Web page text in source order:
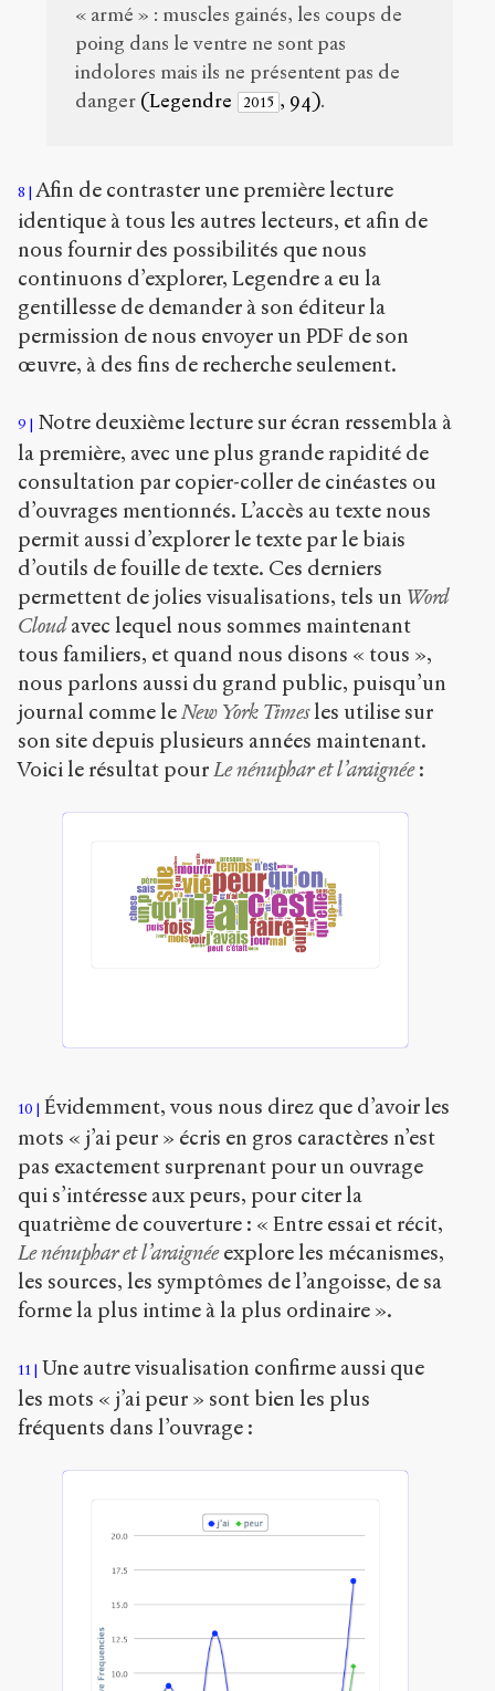
« armé » : muscles gainés, les coups de
poing dans le ventre ne sont pas
indolores mais ils ne présentent pas de
danger (Legendre 2015 , 94).
8
Afin de contraster une première lecture
identique à tous les autres lecteurs, et afin de
nous fournir des possibilités que nous
continuons d’explorer, Legendre a eu la
gentillesse de demander à son éditeur la
permission de nous envoyer un PDF de son
œuvre, à des fins de recherche seulement.
9
Notre deuxième lecture sur écran ressembla à
la première, avec une plus grande rapidité de
consultation par copier-coller de cinéastes ou
d’ouvrages mentionnés. L’accès au texte nous
permit aussi d’explorer le texte par le biais
d’outils de fouille de texte. Ces derniers
permettent de jolies visualisations, tels un Word
Cloudavec lequel nous sommes maintenant
tous familiers, et quand nous disons « tous »,
nous parlons aussi du grand public, puisqu’un
journal comme leNew York Timesles utilise sur
son site depuis plusieurs années maintenant.
Voici le résultat pourLe nénuphar et l’araignée:
10
Évidemment, vous nous direz que d’avoir les
mots « j’ai peur » écris en gros caractères n’est
pas exactement surprenant pour un ouvrage
qui s’intéresse aux peurs, pour citer la
quatrième de couverture : « Entre essai et récit,
Le nénuphar et l’araignéeexplore les mécanismes,
les sources, les symptômes de l’angoisse, de sa
forme la plus intime à la plus ordinaire ».
11 Une autre visualisation confirme aussi que
les mots « j’ai peur » sont bien les plus
fréquents dans l’ouvrage :